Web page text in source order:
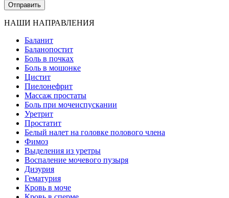
НАШИ НАПРАВЛЕНИЯ
Баланит
Баланопостит
Боль в почках
Боль в мошонке
Цистит
Пиелонефрит
Массаж простаты
Боль при мочеиспускании
Уретрит
Простатит
Белый налет на головке полового члена
Фимоз
Выделения из уретры
Воспаление мочевого пузыря
Дизурия
Гематурия
Кровь в моче